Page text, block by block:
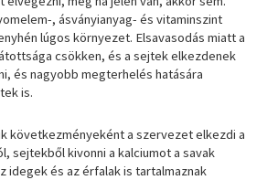
, ásványianyag- és vitaminszint
lúgos környezet. Elsavasodás miatt a
csökken, és a sejtek elkezdenek
és nagyobb megterhelés hatására
is.
következményeként a szervezet elkezdi a
sejtekből kivonni a kalciumot a savak
idegek és az érfalak is tartalmaznak